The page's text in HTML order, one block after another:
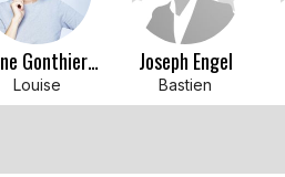
Karine Gonthier-Hyndman
Louise
Joseph Engel
Bastien